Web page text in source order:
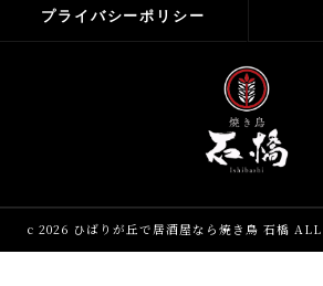
プライバシーポリシー
c 2026 ひばりが丘で居酒屋なら焼き鳥 石橋